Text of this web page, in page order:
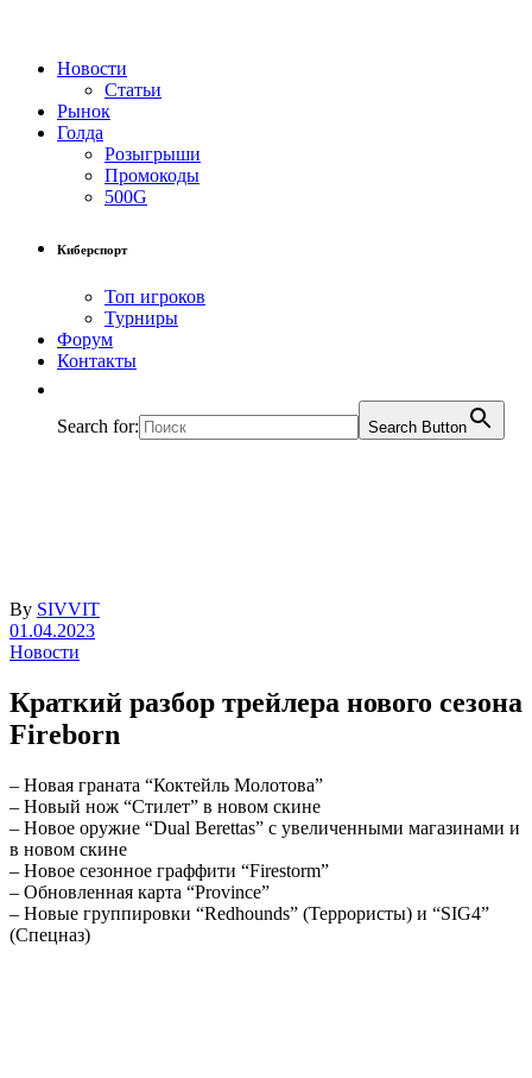
Новости
Статьи
Рынок
Голда
Розыгрыши
Промокоды
500G
Киберспорт
Топ игроков
Турниры
Форум
Контакты
Search for: Search Button
By SIVVIT
01.04.2023
Новости
Краткий разбор трейлера нового сезона
Fireborn
– Новая граната “Коктейль Молотова”
– Новый нож “Стилет” в новом скине
– Новое оружие “Dual Berettas” с увеличенными магазинами и
в новом скине
– Новое сезонное граффити “Firestorm”
– Обновленная карта “Province”
– Новые группировки “Redhounds” (Террористы) и “SIG4”
(Спецназ)